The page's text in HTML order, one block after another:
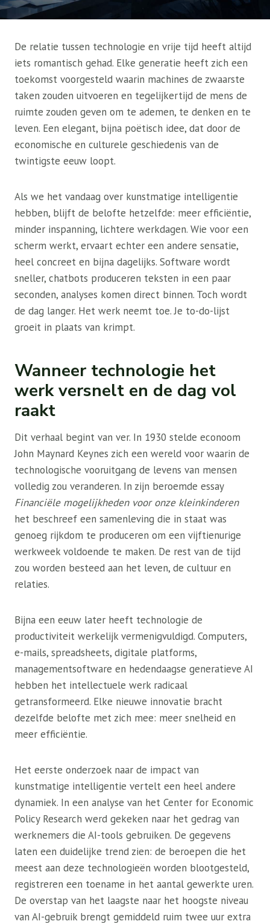
De relatie tussen technologie en vrije tijd heeft altijd
iets romantisch gehad. Elke generatie heeft zich een
toekomst voorgesteld waarin machines de zwaarste
taken zouden uitvoeren en tegelijkertijd de mens de
ruimte zouden geven om te ademen, te denken en te
leven. Een elegant, bijna poëtisch idee, dat door de
economische en culturele geschiedenis van de
twintigste eeuw loopt.
Als we het vandaag over kunstmatige intelligentie
hebben, blijft de belofte hetzelfde: meer efficiëntie,
minder inspanning, lichtere werkdagen. Wie voor een
scherm werkt, ervaart echter een andere sensatie,
heel concreet en bijna dagelijks. Software wordt
sneller, chatbots produceren teksten in een paar
seconden, analyses komen direct binnen. Toch wordt
de dag langer. Het werk neemt toe. Je to-do-lijst
groeit in plaats van krimpt.
Wanneer technologie het
werk versnelt en de dag vol
raakt
Dit verhaal begint van ver. In 1930 stelde econoom
John Maynard Keynes zich een wereld voor waarin de
technologische vooruitgang de levens van mensen
volledig zou veranderen. In zijn beroemde essay
Financiële mogelijkheden voor onze kleinkinderen
het beschreef een samenleving die in staat was
genoeg rijkdom te produceren om een ​​vijftienurige
werkweek voldoende te maken. De rest van de tijd
zou worden besteed aan het leven, de cultuur en
relaties.
Bijna een eeuw later heeft technologie de
productiviteit werkelijk vermenigvuldigd. Computers,
e-mails, spreadsheets, digitale platforms,
managementsoftware en hedendaagse generatieve AI
hebben het intellectuele werk radicaal
getransformeerd. Elke nieuwe innovatie bracht
dezelfde belofte met zich mee: meer snelheid en
meer efficiëntie.
Het eerste onderzoek naar de impact van
kunstmatige intelligentie vertelt een heel andere
dynamiek. In een analyse van het Center for Economic
Policy Research werd gekeken naar het gedrag van
werknemers die AI-tools gebruiken. De gegevens
laten een duidelijke trend zien: de beroepen die het
meest aan deze technologieën worden blootgesteld,
registreren een toename in het aantal gewerkte uren.
De overstap van het laagste naar het hoogste niveau
van AI-gebruik brengt gemiddeld ruim twee uur extra